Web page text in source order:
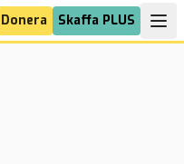
Donera Skaffa PLUS